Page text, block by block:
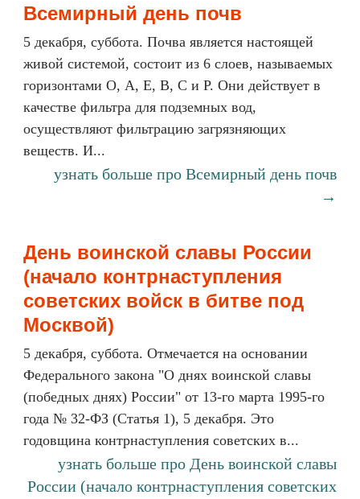
Всемирный день почв
5 декабря, суббота. Почва является настоящей
живой системой, состоит из 6 слоев, называемых
горизонтами О, А, Е, В, С и Р. Они действует в
качестве фильтра для подземных вод,
осуществляют фильтрацию загрязняющих
веществ. И...
узнать больше про Всемирный день почв
→
День воинской славы России
(начало контрнаступления
советских войск в битве под
Москвой)
5 декабря, суббота. Отмечается на основании
Федерального закона "О днях воинской славы
(победных днях) России" от 13-го марта 1995-го
года № 32-ФЗ (Статья 1), 5 декабря. Это
годовщина контрнаступления советских в...
узнать больше про День воинской славы
России (начало контрнаступления советских